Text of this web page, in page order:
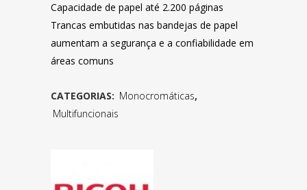
Capacidade de papel até 2.200 páginas
Trancas embutidas nas bandejas de papel
aumentam a segurança e a confiabilidade em
áreas comuns
CATEGORIAS: Monocromáticas,
Multifuncionais